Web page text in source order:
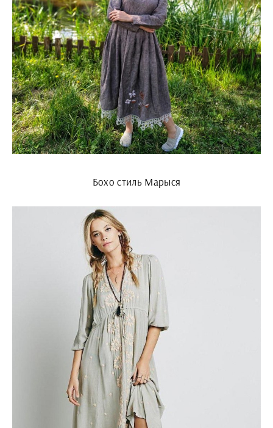
Бохо стиль Марыся